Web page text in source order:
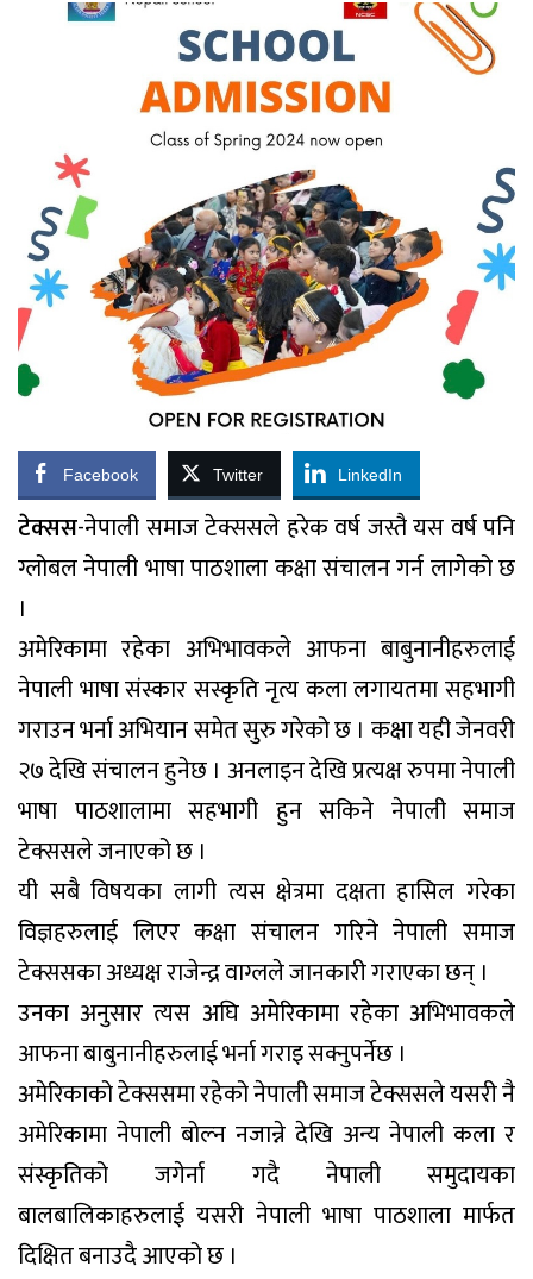
Facebook Twitter LinkedIn
टेक्सस-नेपाली समाज टेक्ससले हरेक वर्ष जस्तै यस वर्ष पनि
ग्लोबल नेपाली भाषा पाठशाला कक्षा संचालन गर्न लागेको छ
।
अमेरिकामा रहेका अभिभावकले आफना बाबुनानीहरुलाई
नेपाली भाषा संस्कार सस्कृति नृत्य कला लगायतमा सहभागी
गराउन भर्ना अभियान समेत सुरु गरेको छ । कक्षा यही जेनवरी
२७ देखि संचालन हुनेछ । अनलाइन देखि प्रत्यक्ष रुपमा नेपाली
भाषा पाठशालामा सहभागी हुन सकिने नेपाली समाज
टेक्ससले जनाएको छ ।
यी सबै विषयका लागी त्यस क्षेत्रमा दक्षता हासिल गरेका
विज्ञहरुलाई लिएर कक्षा संचालन गरिने नेपाली समाज
टेक्ससका अध्यक्ष राजेन्द्र वाग्लले जानकारी गराएका छन् ।
उनका अनुसार त्यस अघि अमेरिकामा रहेका अभिभावकले
आफना बाबुनानीहरुलाई भर्ना गराइ सक्नुपर्नेछ ।
अमेरिकाको टेक्ससमा रहेको नेपाली समाज टेक्ससले यसरी नै
अमेरिकामा नेपाली बोल्न नजान्ने देखि अन्य नेपाली कला र
संस्कृतिको जगेर्ना गदै नेपाली समुदायका
बालबालिकाहरुलाई यसरी नेपाली भाषा पाठशाला मार्फत
दिक्षित बनाउदै आएको छ ।